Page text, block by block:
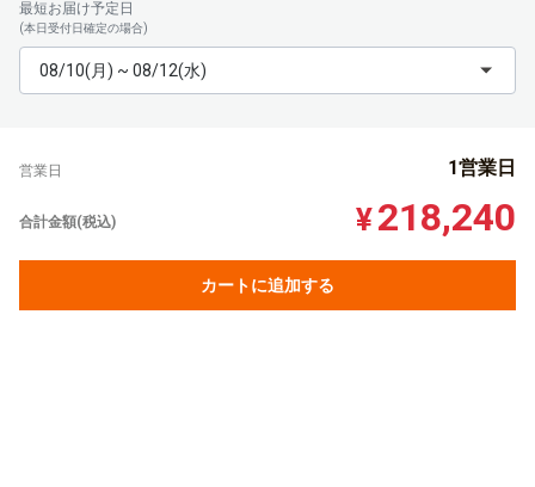
最短お届け予定日
(本日受付日確定の場合)
08/10(月) ~ 08/12(水)
営業日 1営業日
合計金額(税込) ¥218,240
カートに追加する